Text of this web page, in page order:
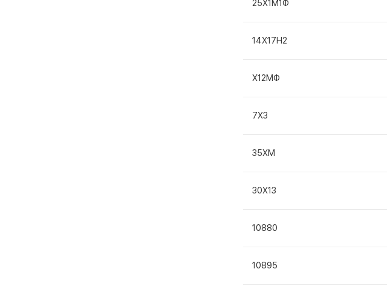
25Х1М1Ф
14Х17Н2
Х12МФ
7Х3
35ХМ
30Х13
10880
10895